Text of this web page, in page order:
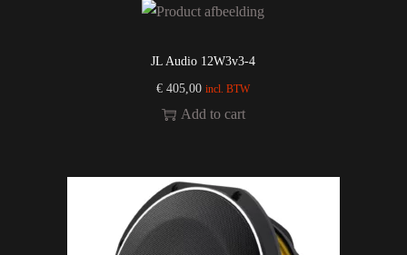
JL Audio 12W3v3-4
€ 405,00 incl. BTW
Add to cart